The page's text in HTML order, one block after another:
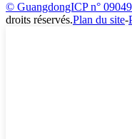
© GuangdongICP n°
droits réservés.Plan du site-